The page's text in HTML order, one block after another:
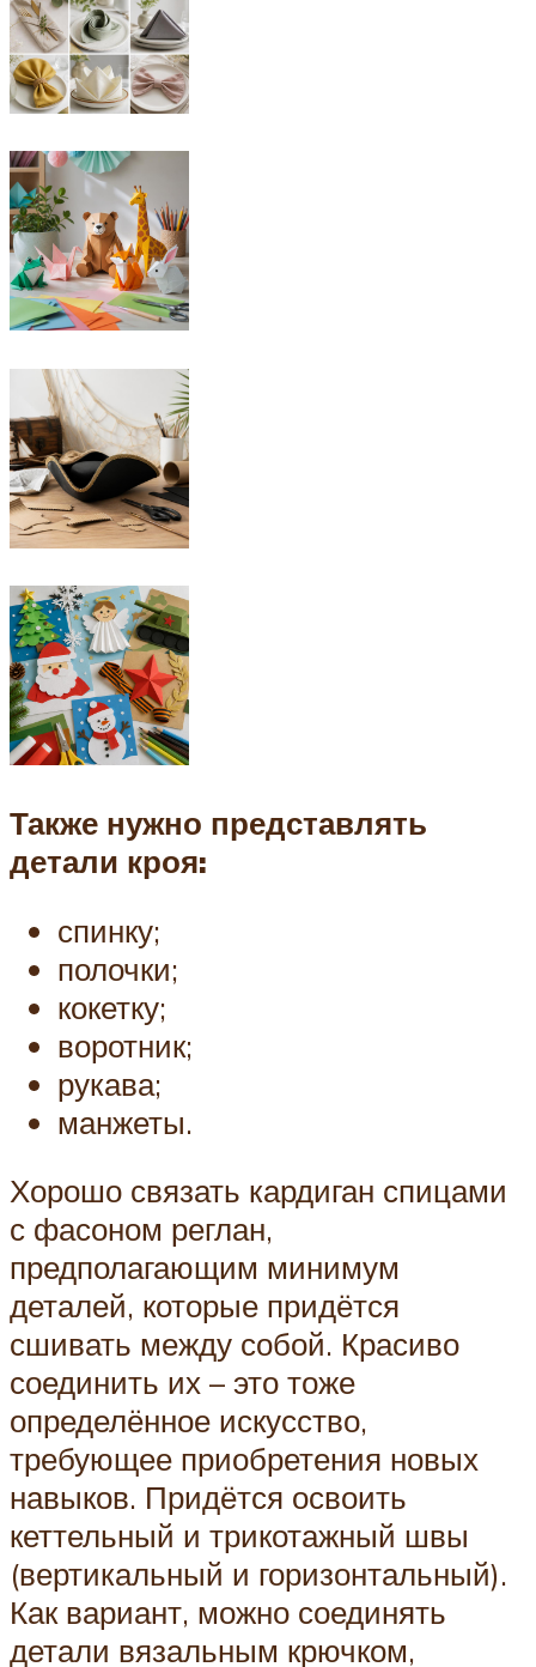
Также нужно представлять
детали кроя:
спинку;
полочки;
кокетку;
воротник;
рукава;
манжеты.
Хорошо связать кардиган спицами
с фасоном реглан,
предполагающим минимум
деталей, которые придётся
сшивать между собой. Красиво
соединить их – это тоже
определённое искусство,
требующее приобретения новых
навыков. Придётся освоить
кеттельный и трикотажный швы
(вертикальный и горизонтальный).
Как вариант, можно соединять
детали вязальным крючком,